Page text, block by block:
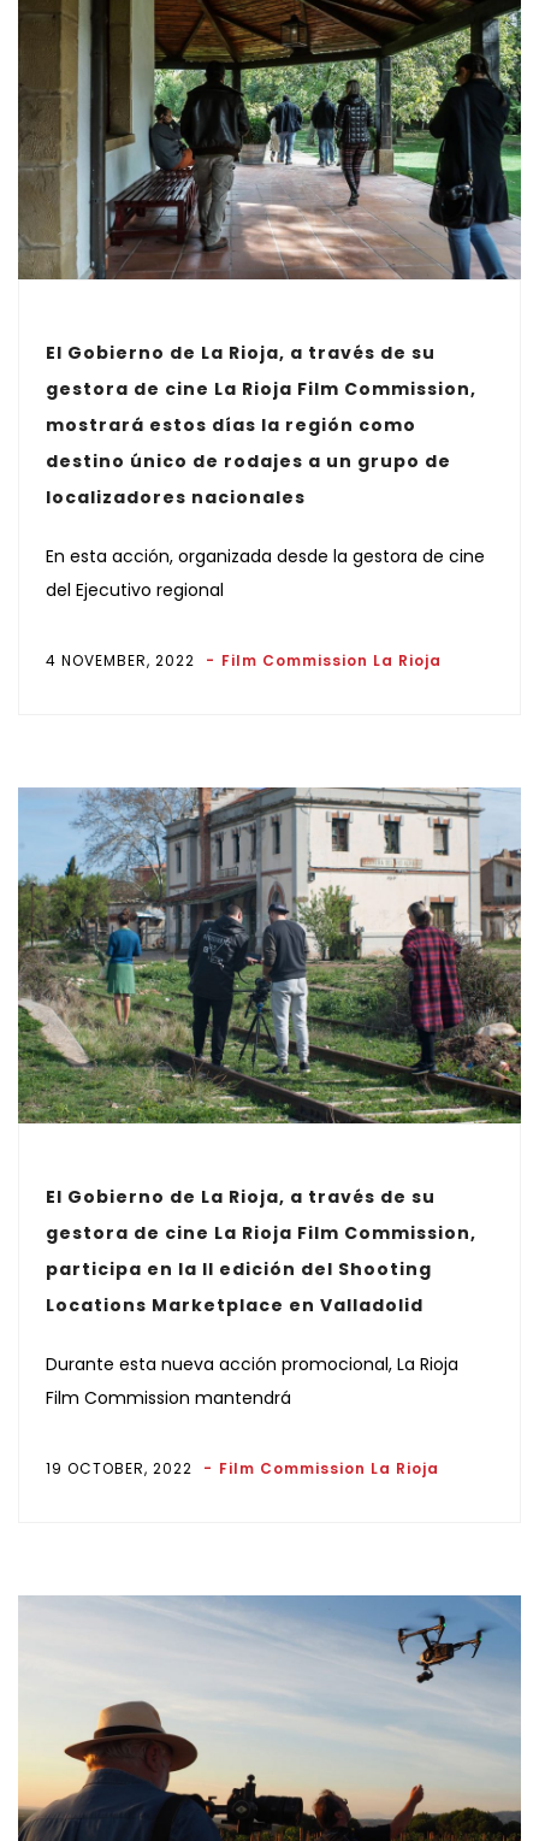
El Gobierno de La Rioja, a través de su
gestora de cine La Rioja Film Commission,
mostrará estos días la región como
destino único de rodajes a un grupo de
localizadores nacionales
En esta acción, organizada desde la gestora de cine
del Ejecutivo regional
4 NOVEMBER, 2022 Film Commission La Rioja
El Gobierno de La Rioja, a través de su
gestora de cine La Rioja Film Commission,
participa en la II edición del Shooting
Locations Marketplace en Valladolid
Durante esta nueva acción promocional, La Rioja
Film Commission mantendrá
19 OCTOBER, 2022 Film Commission La Rioja